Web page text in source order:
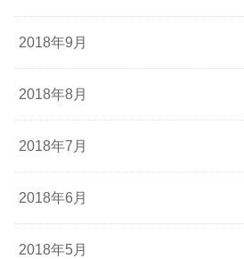
2018年9月
2018年8月
2018年7月
2018年6月
2018年5月